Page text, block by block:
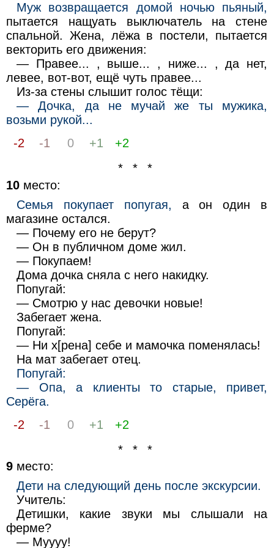
Муж возвращается домой ночью пьяный,
пытается нащуать выключатель на стене
спальной. Жена, лёжа в постели, пытается
векторить его движения:
— Правее... , выше... , ниже... , да нет,
левее, вот-вот, ещё чуть правее...
Из-за стены слышит голос тёщи:
— Дочка, да не мучай же ты мужика,
возьми рукой...
-2
-1 0 +1
+2
* * *
10место:
Семья покупает попугая, а он один в
магазине остался.
— Почему его не берут?
— Он в публичном доме жил.
— Покупаем!
Дома дочка сняла с него накидку.
Попугай:
— Смотрю у нас девочки новые!
Забегает жена.
Попугай:
— Ни х[рена] себе и мамочка поменялась!
На мат забегает отец.
Попугай:
— Опа, а клиенты то старые, привет,
Серёга.
-2
-1 0 +1
+2
* * *
9место:
Дети на следующий день после экскурсии.
Учитель:
Детишки, какие звуки мы слышали на
ферме?
— Муууу!